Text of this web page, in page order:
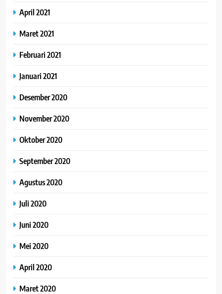
April 2021
Maret 2021
Februari 2021
Januari 2021
Desember 2020
November 2020
Oktober 2020
September 2020
Agustus 2020
Juli 2020
Juni 2020
Mei 2020
April 2020
Maret 2020